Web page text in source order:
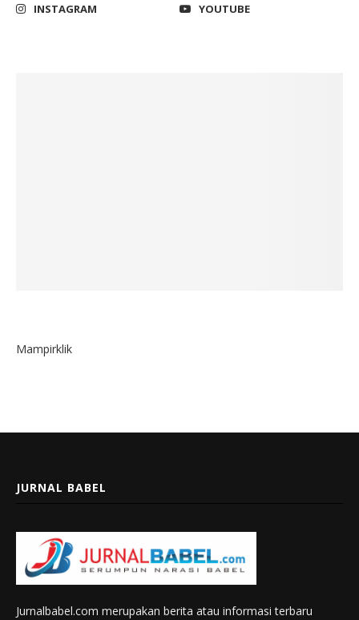
INSTAGRAM
YOUTUBE
Mampirklik
JURNAL BABEL
Jurnalbabel.com merupakan berita atau informasi terbaru